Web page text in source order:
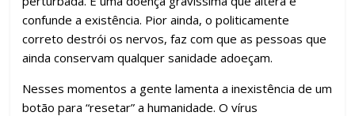
confunde a existência. Pior ainda, o politicamente
correto destrói os nervos, faz com que as pessoas que
ainda conservam qualquer sanidade adoeçam.
Nesses momentos a gente lamenta a inexistência de um
botão para “resetar” a humanidade. O vírus